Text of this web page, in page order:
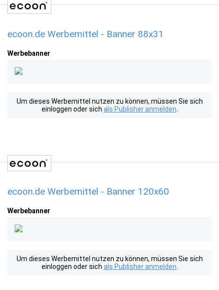
ecoon.de Werbemittel - Banner 88x31
Werbebanner
Um dieses Werbemittel nutzen zu können, müssen Sie sich
einloggen oder sich als Publisher anmelden
ecoon.de Werbemittel - Banner 120x60
Werbebanner
Um dieses Werbemittel nutzen zu können, müssen Sie sich
einloggen oder sich als Publisher anmelden